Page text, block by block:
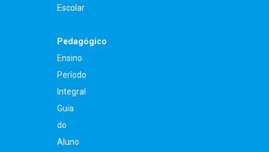
Escolar
Pedagógico
Ensino
Período
Integral
Guia
do
Aluno